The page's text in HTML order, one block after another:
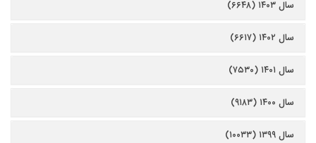
سال ۱۴۰۳ (۶۶۴۸)
سال ۱۴۰۲ (۶۶۱۷)
سال ۱۴۰۱ (۷۵۳۰)
سال ۱۴۰۰ (۹۱۸۳)
سال ۱۳۹۹ (۱۰۰۳۳)